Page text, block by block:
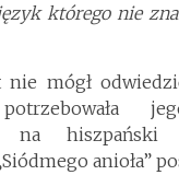
którego nie
nie mógł
na
anioła”